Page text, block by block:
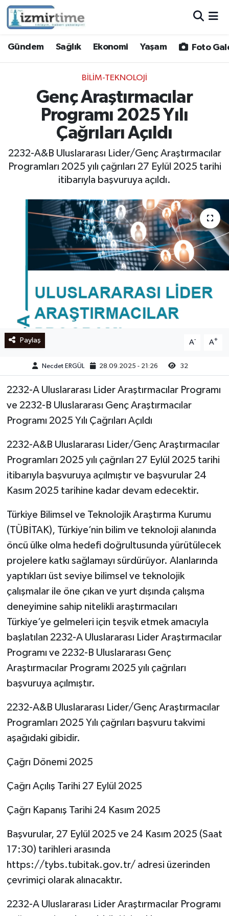
Gündem Sağlık Ekonomi Yaşam Foto
BILIM-TEKNOLOJI
Genç Araştırmacılar
Programı 2025 Yılı
Çağrıları Açıldı
2232-A&B Uluslararası Lider/Genç Araştırmacılar
Programları 2025 yılı çağrıları 27 Eylül 2025 tarihi
itibarıyla başvuruya açıldı.
Paylaş A- A+
Necdet ERGÜL 28.09.2025 - 21:26 32
2232-A Uluslararası Lider Araştırmacılar Programı
ve 2232-B Uluslararası Genç Araştırmacılar
Programı 2025 Yılı Çağrıları Açıldı
2232-A&B Uluslararası Lider/Genç Araştırmacılar
Programları 2025 yılı çağrıları 27 Eylül 2025 tarihi
itibarıyla başvuruya açılmıştır ve başvurular 24
Kasım 2025 tarihine kadar devam edecektir.
Türkiye Bilimsel ve Teknolojik Araştırma Kurumu
(TÜBİTAK), Türkiye’nin bilim ve teknoloji alanında
öncü ülke olma hedefi doğrultusunda yürütülecek
projelere katkı sağlamayı sürdürüyor. Alanlarında
yaptıkları üst seviye bilimsel ve teknolojik
çalışmalar ile öne çıkan ve yurt dışında çalışma
deneyimine sahip nitelikli araştırmacıları
Türkiye’ye gelmeleri için teşvik etmek amacıyla
başlatılan 2232-A Uluslararası Lider Araştırmacılar
Programı ve 2232-B Uluslararası Genç
Araştırmacılar Programı 2025 yılı çağrıları
başvuruya açılmıştır.
2232-A&B Uluslararası Lider/Genç Araştırmacılar
Programları 2025 Yılı çağrıları başvuru takvimi
aşağıdaki gibidir.
Çağrı Dönemi 2025
Çağrı Açılış Tarihi 27 Eylül 2025
Çağrı Kapanış Tarihi 24 Kasım 2025
Başvurular, 27 Eylül 2025 ve 24 Kasım 2025 (Saat
17:30) tarihleri arasında
https://tybs.tubitak.gov.tr/ adresi üzerinden
çevrimiçi olarak alınacaktır.
2232-A Uluslararası Lider Araştırmacılar Programı
Sağlık
Ekonomi
Yaşam
Foto Galeri
Video
Siyaset
Ege
İzmir
İletişim
Künye
Hava Durumu
İzmir Namaz Vakitleri
Trafik Durumu
Süper Lig Puan Durumu ve Fikstür
Tüm Manşetler
Haber Arşivi